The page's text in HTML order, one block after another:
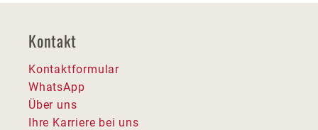
Kontakt
Kontaktformular
WhatsApp
Über uns
Ihre Karriere bei uns